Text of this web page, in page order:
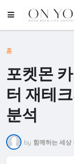
홈
포켓몬
터 재테
분석
by 함께하는 세상